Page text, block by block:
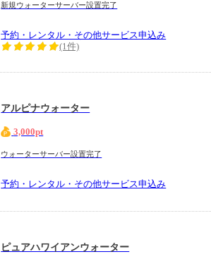
新規ウォーターサーバー設置完了
予約・レンタル・その他サービス申込み
(1件)
アルピナウォーター
3,000pt
ウォーターサーバー設置完了
予約・レンタル・その他サービス申込み
ピュアハワイアンウォーター